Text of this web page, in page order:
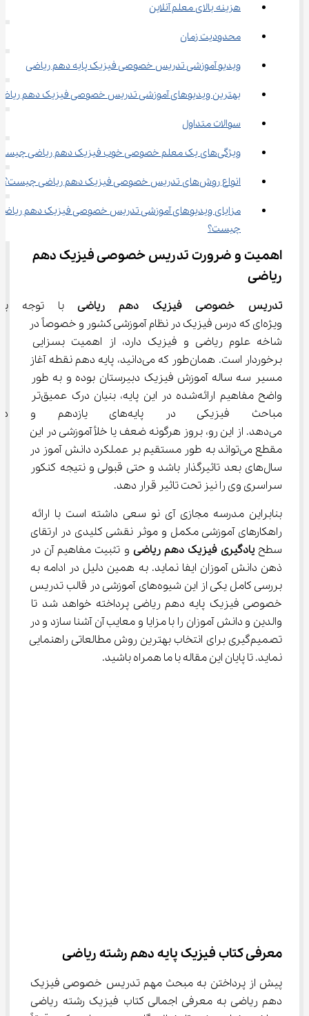
هزینه بالای معلم آنلاین
محدودیت زمان
ویدیو آموزشی تدریس خصوصی فیزیک پایه دهم ریاضی
بهترین ویدیوهای آموزشی تدریس خصوصی فیزیک دهم
سوالات متداول
ویژگی‌های یک معلم خصوصی خوب فیزیک دهم ریاضی چیست؟
انواع روش‌های تدریس خصوصی فیزیک دهم ریاضی چیست؟
مزایای ویدیوهای آموزشی تدریس خصوصی فیزیک دهم
چیست؟
اهمیت و ضرورت تدریس خصوصی فیزیک دهم
ریاضی
تدریس خصوصی فیزیک دهم ریاضی با توجه
ویژه‌ای که درس فیزیک در نظام آموزشی کشور و خصوصاً در
شاخه علوم ریاضی و فیزیک دارد، از اهمیت بسزایی
برخوردار است. همان‌طور که می‌دانید، پایه دهم نقطه آغاز
مسیر سه ساله آموزش فیزیک دبیرستان بوده و به طور
واضح مفاهیم ارائه‌شده در این پایه، بنیان درک عمیق‌تر
مباحث فیزیکی در پایه‌های
می‌دهد. از این رو، بروز هرگونه ضعف یا خلأ آموزشی در این
مقطع می‌تواند به طور مستقیم بر عملکرد دانش آموز در
سال‌های بعد تاثیرگذار باشد و حتی قبولی و نتیجه کنکور
سراسری وی را نیز تحت تاثیر قرار دهد.
بنابراین مدرسه مجازی آی نو سعی داشته است با ارائه
راهکارهای آموزشی مکمل و موثر نقشی کلیدی در ارتقای
سطح یادگیری فیزیک دهم ریاضی و تثبیت مفاهیم آن در
ذهن دانش آموزان ایفا نماید. به همین دلیل در ادامه به
بررسی کامل یکی از این شیوه‌های آموزشی در قالب تدریس
خصوصی فیزیک پایه دهم ریاضی پرداخته خواهد شد تا
والدین و دانش آموزان را با مزایا و معایب آن آشنا سازد و در
تصمیم‌گیری برای انتخاب بهترین روش مطالعاتی راهنمایی
نماید. تا پایان این مقاله با ما همراه باشید.
معرفی کتاب فیزیک پایه دهم رشته ریاضی
پیش از پرداختن به مبحث مهم تدریس خصوصی فیزیک
دهم ریاضی به معرفی اجمالی کتاب فیزیک رشته ریاضی